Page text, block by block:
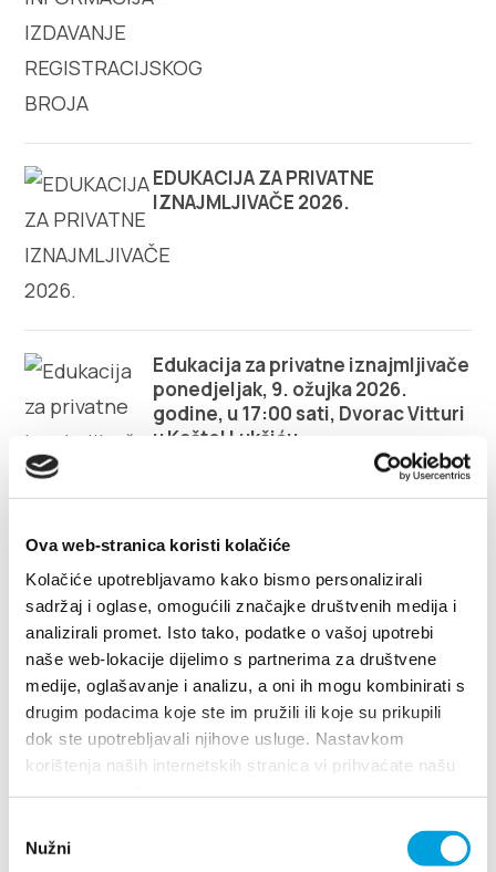
Ova web-stranica koristi kolačiće
Kolačiće upotrebljavamo kako bismo personalizirali
sadržaj i oglase, omogućili značajke društvenih medija i
analizirali promet. Isto tako, podatke o vašoj upotrebi
naše web-lokacije dijelimo s partnerima za društvene
medije, oglašavanje i analizu, a oni ih mogu kombinirati s
drugim podacima koje ste im pružili ili koje su prikupili
dok ste upotrebljavali njihove usluge. Nastavkom
korištenja naših internetskih stranica vi prihvaćate našu
pristanka
Nužni
hr
info@kastela-info.hr
Kutak za iznajmljivače
Villa Nika, Kamberovo šetalište 30,
21216 Kaštel Stari, Hrvatska
Upute
EDUKACIJA ZA PRIVATNE
IZNAJMLJIVAČE 2026.
Edukacija za privatne iznajmljivače
ponedjeljak, 9. ožujka 2026.
godine, u 17:00 sati, Dvorac Vitturi
u Kaštel Lukšiću.
Upute za iznajmljivače 2026.